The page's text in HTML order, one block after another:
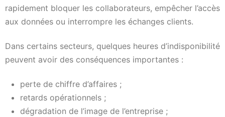
rapidement bloquer les collaborateurs, empêcher l’accès
aux données ou interrompre les échanges clients.
Dans certains secteurs, quelques heures d’indisponibilité
peuvent avoir des conséquences importantes :
perte de chiffre d’affaires ;
retards opérationnels ;
dégradation de l’image de l’entreprise ;